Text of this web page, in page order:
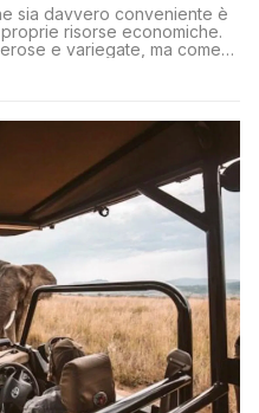
sia davvero conveniente è
risorse economiche.
e variegate, ma come
esigenze senza